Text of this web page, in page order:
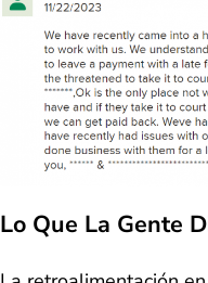
Lo Que La Gente